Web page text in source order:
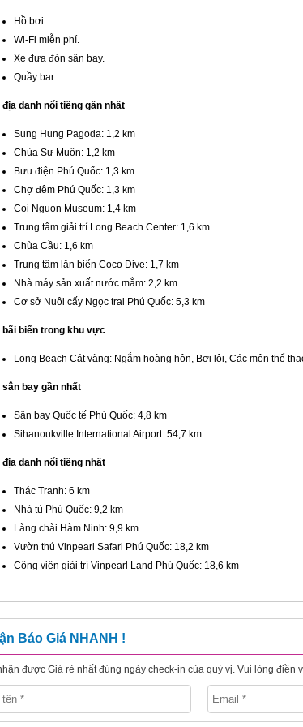
Hồ bơi.
Wi-Fi miễn phí.
Xe đưa đón sân bay.
Quầy bar.
địa danh nổi tiếng gần nhất
Sung Hung Pagoda: 1,2 km
Chùa Sư Muôn: 1,2 km
Bưu điện Phú Quốc: 1,3 km
Chợ đêm Phú Quốc: 1,3 km
Coi Nguon Museum: 1,4 km
Trung tâm giải trí Long Beach Center: 1,6 km
Chùa Cầu: 1,6 km
Trung tâm lặn biển Coco Dive: 1,7 km
Nhà máy sản xuất nước mắm: 2,2 km
Cơ sở Nuôi cấy Ngọc trai Phú Quốc: 5,3 km
bãi biển trong khu vực
Long Beach Cát vàng: Ngắm hoàng hôn, Bơi lội, Các môn thể
sân bay gần nhất
Sân bay Quốc tế Phú Quốc: 4,8 km
Sihanoukville International Airport: 54,7 km
địa danh nổi tiếng nhất
Thác Tranh: 6 km
Nhà tù Phú Quốc: 9,2 km
Làng chài Hàm Ninh: 9,9 km
Vườn thú Vinpearl Safari Phú Quốc: 18,2 km
Công viên giải trí Vinpearl Land Phú Quốc: 18,6 km
Báo Giá NHANH !
được Giá rẻ nhất đúng ngày check-in của quý vị. Vui lòng điền